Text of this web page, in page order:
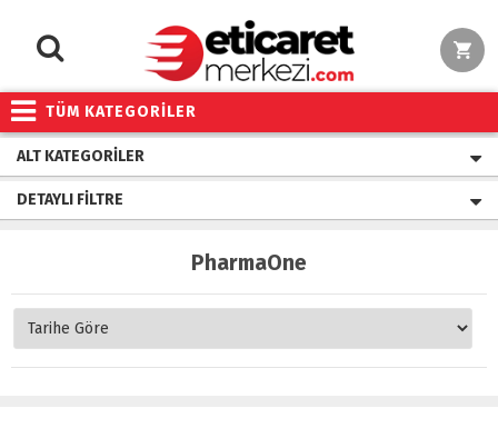
TÜM KATEGORİLER
ALT KATEGORILER
DETAYLI FILTRE
PharmaOne